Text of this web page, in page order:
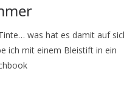
was hat es damit auf
ich mit einem Bleistift in ein